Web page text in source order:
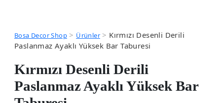
Bosa Decor Shop> Ürünler> Kırmızı Desenli Derili
Paslanmaz Ayaklı Yüksek Bar Taburesi
Kırmızı Desenli Derili
Paslanmaz Ayaklı Yüksek Bar